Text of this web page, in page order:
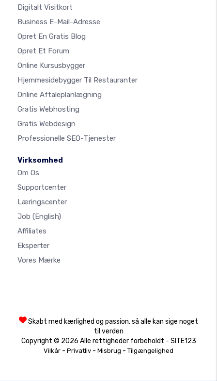
Digitalt Visitkort
Business E-Mail-Adresse
Opret En Gratis Blog
Opret Et Forum
Online Kursusbygger
Hjemmesidebygger Til Restauranter
Online Aftaleplanlægning
Gratis Webhosting
Gratis Webdesign
Professionelle SEO-Tjenester
Virksomhed
Om Os
Supportcenter
Læringscenter
Job (English)
Affiliates
Eksperter
Vores Mærke
Skabt med kærlighed og passion, så alle kan sige noget
til verden
Copyright © 2026 Alle rettigheder forbeholdt - SITE123
Vilkår - Privatliv - Misbrug - Tilgængelighed